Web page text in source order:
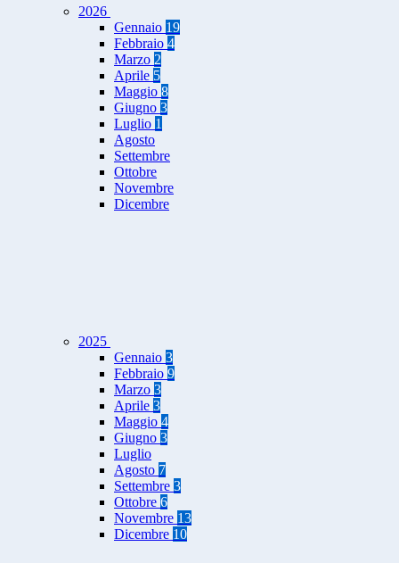
2026
Gennaio 19
Febbraio 4
Marzo 2
Aprile 5
Maggio 8
Giugno 3
Luglio 1
Agosto
Settembre
Ottobre
Novembre
Dicembre
2025
Gennaio 3
Febbraio 9
Marzo 3
Aprile 3
Maggio 4
Giugno 3
Luglio
Agosto 7
Settembre 3
Ottobre 6
Novembre 13
Dicembre 10